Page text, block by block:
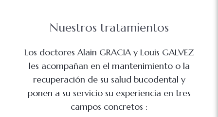
Nuestros tratamientos
Los doctores Alain GRACIA y Louis GALVEZ
les acompañan en el mantenimiento o la
recuperación de su salud bucodental y
ponen a su servicio su experiencia en tres
campos concretos :